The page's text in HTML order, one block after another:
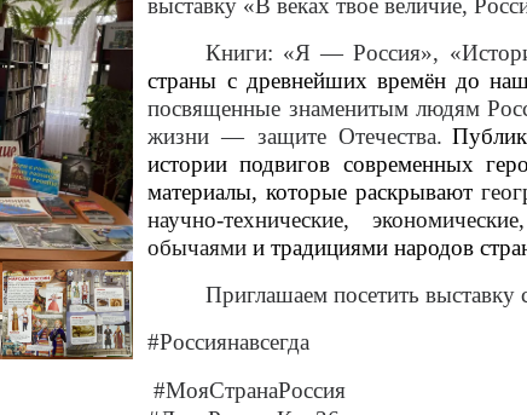
выставку «В веках твое величие,
Книги: «Я — Россия»,
страны с древнейших времён до
посвященные знаменитым людям
жизни — защите Отечества.
истории подвигов современных
материалы, которые раскрывают
научно-технические,
обычаями и традициями народов
Приглашаем посетить
#Россиянавсегда